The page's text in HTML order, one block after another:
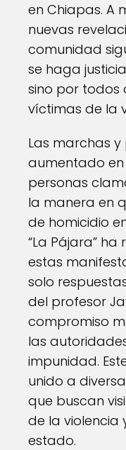
en Chiapas. A
nuevas
comunidad
se haga
sino por todos
víctimas de la
Las marchas
aumentado en
personas
la manera en
de homicidio
“La Pájara”
estas
solo
del profesor
compromiso
las
impunidad.
unido a
que buscan
de la violencia
estado.